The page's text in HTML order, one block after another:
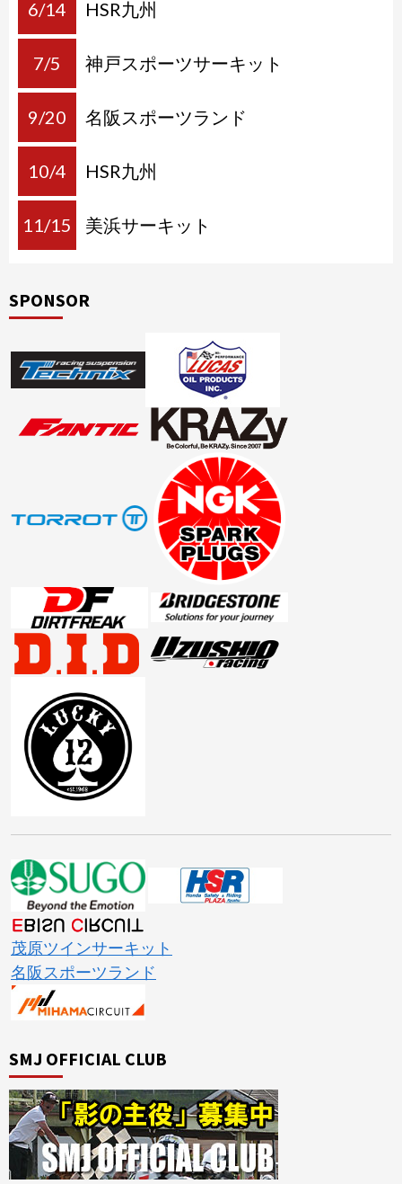
6/14 HSR九州
7/5 神戸スポーツサーキット
9/20 名阪スポーツランド
10/4 HSR九州
11/15 美浜サーキット
SPONSOR
茂原ツインサーキット
名阪スポーツランド
SMJ OFFICIAL CLUB